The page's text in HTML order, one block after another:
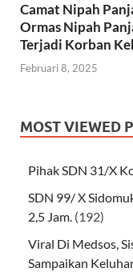
Camat Nipah
Ormas Nipah
Terjadi Korban
Februari 8, 2025
MOST VIEWED
Pihak SDN 31/X
SDN 99/ X
2,5 Jam. (192)
Viral Di Medsos,
Sampaikan